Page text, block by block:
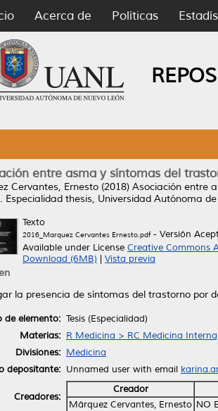
Acerca de Políticas
entre asma y síntomas del
Cervantes, Ernesto (2018) Asociación entre
Especialidad thesis, Universidad Autónoma
Texto
2016_Marquez Cervantes Ernesto.pdf- Versión
Available under License Creative Commons
Download (6MB)
Vista previa
la presencia de síntomas del trastorno por
de elemento: Tesis (Especialidad)
Materias: R Medicina > RC Medicina
Divisiones: Medicina
depositante: Unnamed user with email
Creadores:
Creador
Márquez Cervantes, Ernesto NO